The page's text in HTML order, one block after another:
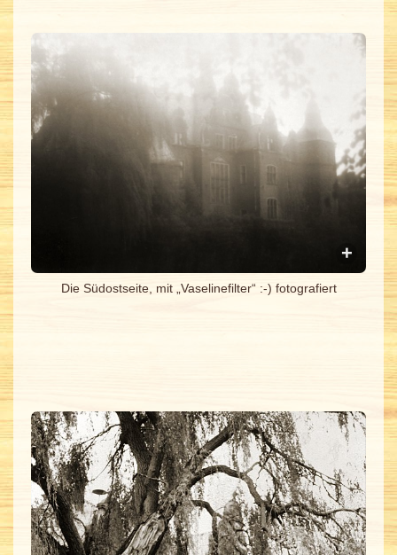
Die Südostseite, mit „Vaselinefilter“ :-) fotografiert